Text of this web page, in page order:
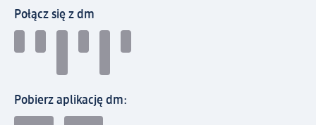
Połącz się z dm
Pobierz aplikację dm: